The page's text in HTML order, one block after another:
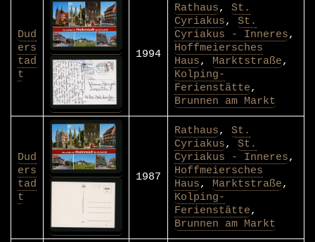
Dud
ers
tad
t
1994
Rathaus, St.
Cyriakus, St.
Cyriakus - Inneres,
Hoffmeiersches
Haus, Marktstraße,
Kolping-
Ferienstätte,
Brunnen am Markt
Dud
ers
tad
t
1987
Rathaus, St.
Cyriakus, St.
Cyriakus - Inneres,
Hoffmeiersches
Haus, Marktstraße,
Kolping-
Ferienstätte,
Brunnen am Markt